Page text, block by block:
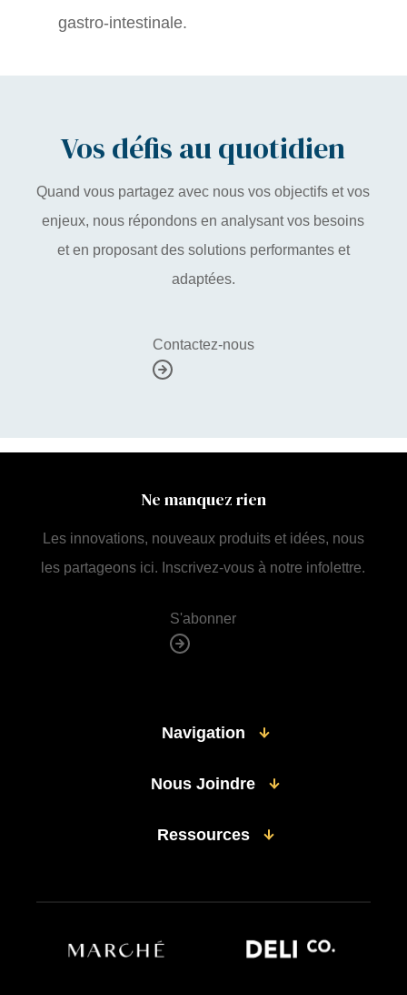
gastro-intestinale.
Vos défis au quotidien
Quand vous partagez avec nous vos objectifs et vos
enjeux, nous répondons en analysant vos besoins
et en proposant des solutions performantes et
adaptées.
Contactez-nous
Navigation
Nous Joindre
Ressources
Ne manquez rien
Les innovations, nouveaux produits et idées, nous
les partageons ici. Inscrivez-vous à notre infolettre.
S'abonner